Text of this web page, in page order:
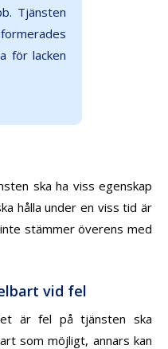
Tjänsten
för lacken
ska ha viss egenskap
hålla under en viss tid är
stämmer överens med
vid fel
är fel på tjänsten ska
som möjligt, annars kan